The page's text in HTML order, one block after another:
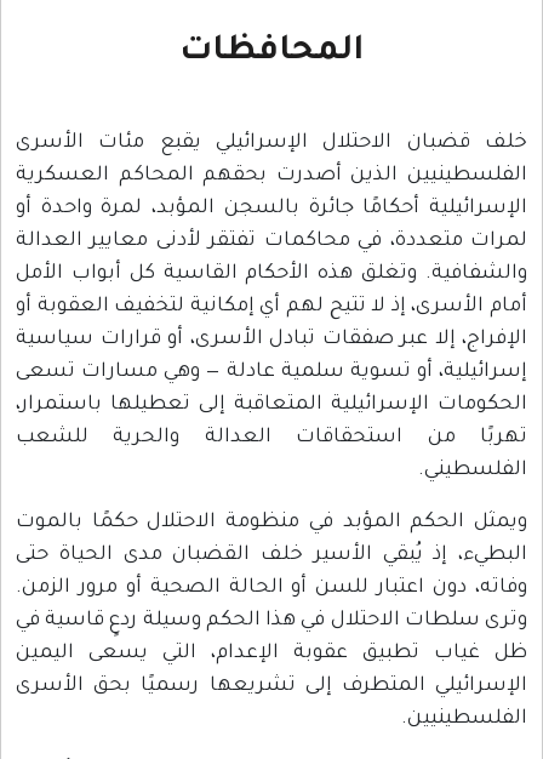
المحافظات
خلف قضبان الاحتلال الإسرائيلي يقبع مئات الأسرى
الفلسطينيين الذين أصدرت بحقهم المحاكم العسكرية
الإسرائيلية أحكامًا جائرة بالسجن المؤبد، لمرة واحدة أو
لمرات متعددة، في محاكمات تفتقر لأدنى معايير العدالة
والشفافية. وتغلق هذه الأحكام القاسية كل أبواب الأمل
أمام الأسرى، إذ لا تتيح لهم أي إمكانية لتخفيف العقوبة أو
الإفراج، إلا عبر صفقات تبادل الأسرى، أو قرارات سياسية
إسرائيلية، أو تسوية سلمية عادلة — وهي مسارات تسعى
الحكومات الإسرائيلية المتعاقبة إلى تعطيلها باستمرار،
تهربًا من استحقاقات العدالة والحرية للشعب
الفلسطيني.
ويمثل الحكم المؤبد في منظومة الاحتلال حكمًا بالموت
البطيء، إذ يُبقي الأسير خلف القضبان مدى الحياة حتى
وفاته، دون اعتبار للسن أو الحالة الصحية أو مرور الزمن.
وترى سلطات الاحتلال في هذا الحكم وسيلة ردعٍ قاسية في
ظل غياب تطبيق عقوبة الإعدام، التي يسعى اليمين
الإسرائيلي المتطرف إلى تشريعها رسميًا بحق الأسرى
الفلسطينيين.